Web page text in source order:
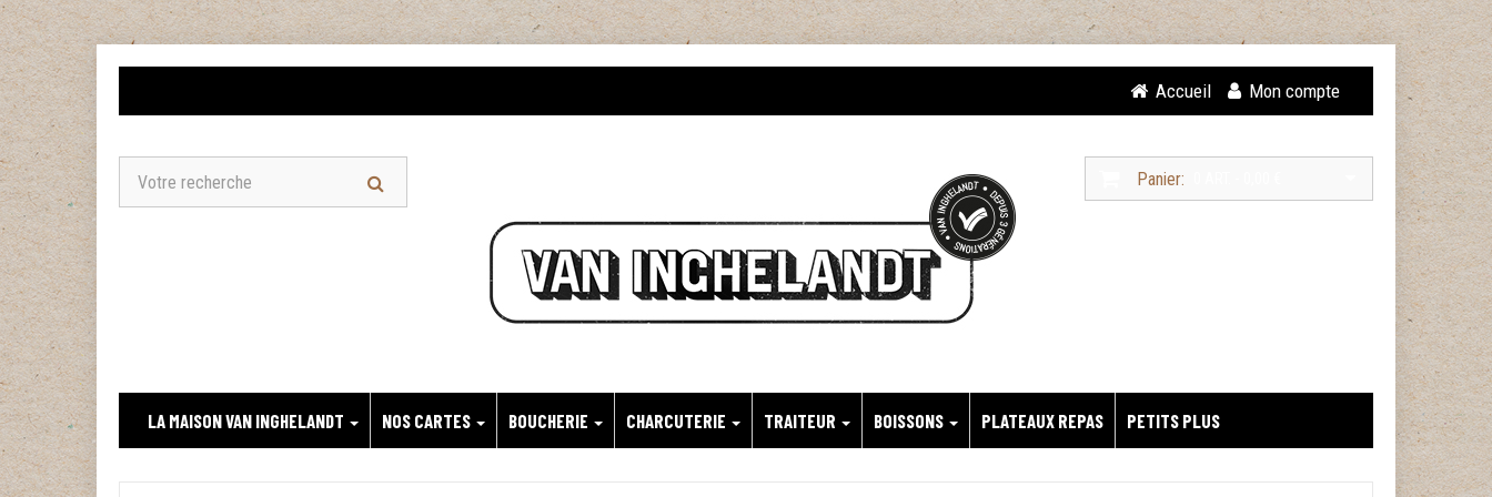
Accueil Mon compte
Panier:
LA MAISON VAN INGHELANDT NOS CARTES BOUCHERIE CHARCUTERIE TRAITEUR BOISSONS PLATEAUX REPAS PETITS PLUS